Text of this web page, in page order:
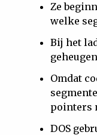
Ze
welke
Bij het
Omdat
pointers
DOS